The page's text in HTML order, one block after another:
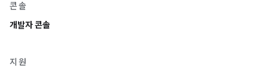
콘솔
개발자 콘솔
지원